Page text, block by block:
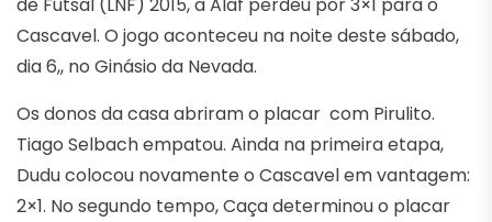
Cascavel. O jogo aconteceu na noite deste sábado,
dia 6,, no Ginásio da Nevada.
Os donos da casa abriram o placar com Pirulito.
Tiago Selbach empatou. Ainda na primeira etapa,
Dudu colocou novamente o Cascavel em vantagem:
2×1. No segundo tempo, Caça determinou o placar